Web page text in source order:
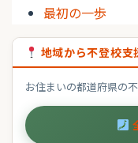
最初の一歩
地域から不登校支
お住まいの都道府県の